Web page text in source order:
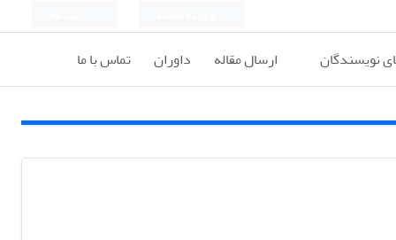
نویسندگان ارسال مقاله داوران تماس با ما